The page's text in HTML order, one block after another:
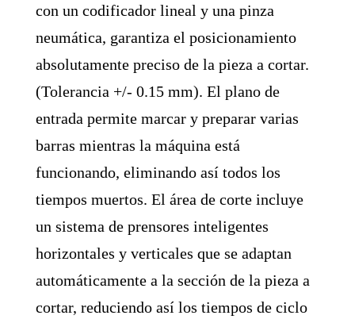
con un codificador lineal y una pinza
neumática, garantiza el posicionamiento
absolutamente preciso de la pieza a cortar.
(Tolerancia +/- 0.15 mm). El plano de
entrada permite marcar y preparar varias
barras mientras la máquina está
funcionando, eliminando así todos los
tiempos muertos. El área de corte incluye
un sistema de prensores inteligentes
horizontales y verticales que se adaptan
automáticamente a la sección de la pieza a
cortar, reduciendo así los tiempos de ciclo